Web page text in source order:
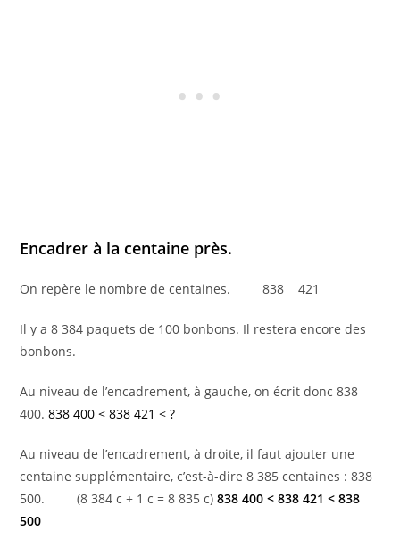
Encadrer à la centaine près.
On repère le nombre de centaines. 838 421
Il y a 8 384 paquets de 100 bonbons. Il restera encore des
bonbons.
Au niveau de l’encadrement, à gauche, on écrit donc 838
400.838 400 < 838 421 < ?
Au niveau de l’encadrement, à droite, il faut ajouter une
centaine supplémentaire, c’est-à-dire 8 385 centaines : 838
500. (8 384 c + 1 c = 8 835 c)838 400 < 838 421 < 838
500